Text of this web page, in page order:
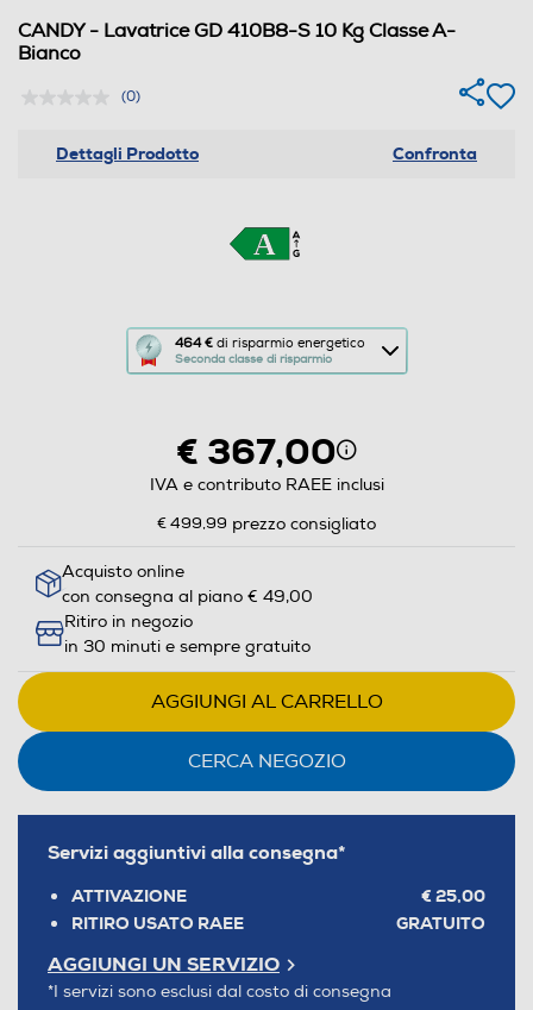
CANDY - Lavatrice GD 410B8-S 10 Kg Classe A-
Bianco
(0)
Dettagli Prodotto Confronta
464 €di risparmio energetico
Seconda classe di risparmio
Questa
azione
Calcolatore
risparmio
di
Youreko.
€ 367,00
IVA e contributo RAEE inclusi
€ 499,99 prezzo consigliato
Acquisto online
con consegna al piano € 49,00
Ritiro in negozio
in 30 minuti e sempre gratuito
AGGIUNGI AL CARRELLO
CERCA NEGOZIO
Servizi aggiuntivi alla consegna*
ATTIVAZIONE
€ 25,00
RITIRO USATO RAEE
GRATUITO
AGGIUNGI UN SERVIZIO
*I servizi sono esclusi dal costo di consegna